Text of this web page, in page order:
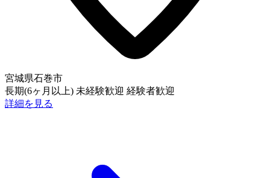
宮城県石巻市
長期(6ヶ月以上) 未経験歓迎 経験者歓迎
詳細を見る